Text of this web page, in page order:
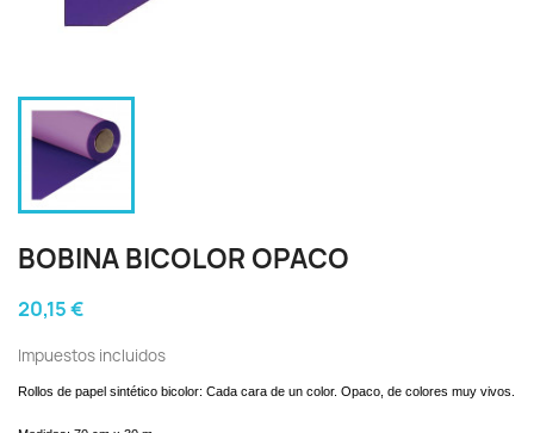
BOBINA BICOLOR OPACO
20,15 €
Impuestos incluidos
Rollos de papel sintético bicolor: Cada cara de un color. Opaco, de colores muy vivos.